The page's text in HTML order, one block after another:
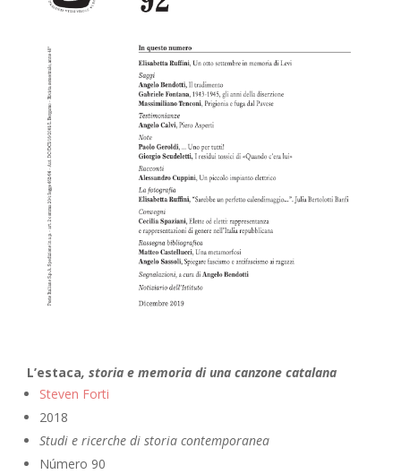
L’estaca, storia e memoria di una canzone catalana
Steven Forti
2018
Studi e ricerche di storia contemporanea
Número 90